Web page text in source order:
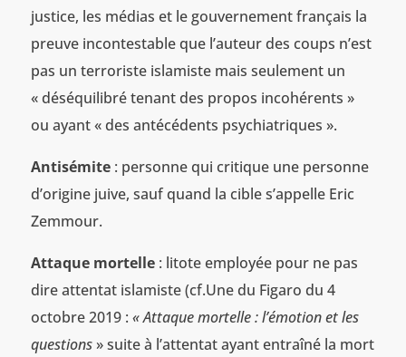
justice, les médias et le gouvernement français la
preuve incontestable que l’auteur des coups n’est
pas un terroriste islamiste mais seulement un
« déséquilibré tenant des propos incohérents »
ou ayant « des antécédents psychiatriques ».
Antisémite: personne qui critique une personne
d’origine juive, sauf quand la cible s’appelle Eric
Zemmour.
Attaque mortelle: litote employée pour ne pas
dire attentat islamiste (cf.Une du Figaro du 4
octobre 2019 : « Attaque mortelle : l’émotion et les
questions» suite à l’attentat ayant entraîné la mort